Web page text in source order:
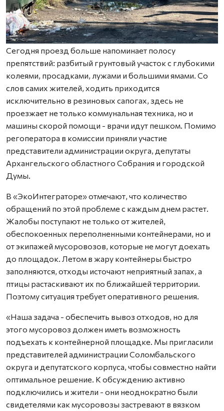
Сегодня проезд больше напоминает полосу
препятствий: разбитый грунтовый участок с глубокими
колеями, просадками, лужами и большими ямами. Со
слов самих жителей, ходить приходится
исключительно в резиновых сапогах, здесь не
проезжает не только коммунальная техника, но и
машины скорой помощи - врачи идут пешком. Помимо
регоператора в комиссии приняли участие
представители администрации округа, депутаты
Архангельского областного Собрания и городской
Думы.
В «ЭкоИнтеграторе» отмечают, что количество
обращений по этой проблеме с каждым днем растет.
Жалобы поступают не только от жителей,
обеспокоенных переполненными контейнерами, но и
от экипажей мусоровозов, которые не могут доехать
до площадок. Летом в жару контейнеры быстро
заполняются, отходы источают неприятный запах, а
птицы растаскивают их по ближайшей территории.
Поэтому ситуация требует оперативного решения.
«Наша задача - обеспечить вывоз отходов, но для
этого мусоровоз должен иметь возможность
подъехать к контейнерной площадке. Мы пригласили
представителей администрации Соломбальского
округа и депутатского корпуса, чтобы совместно найти
оптимальное решение. К обсуждению активно
подключились и жители - они неоднократно были
свидетелями как мусоровозы застревают в вязком